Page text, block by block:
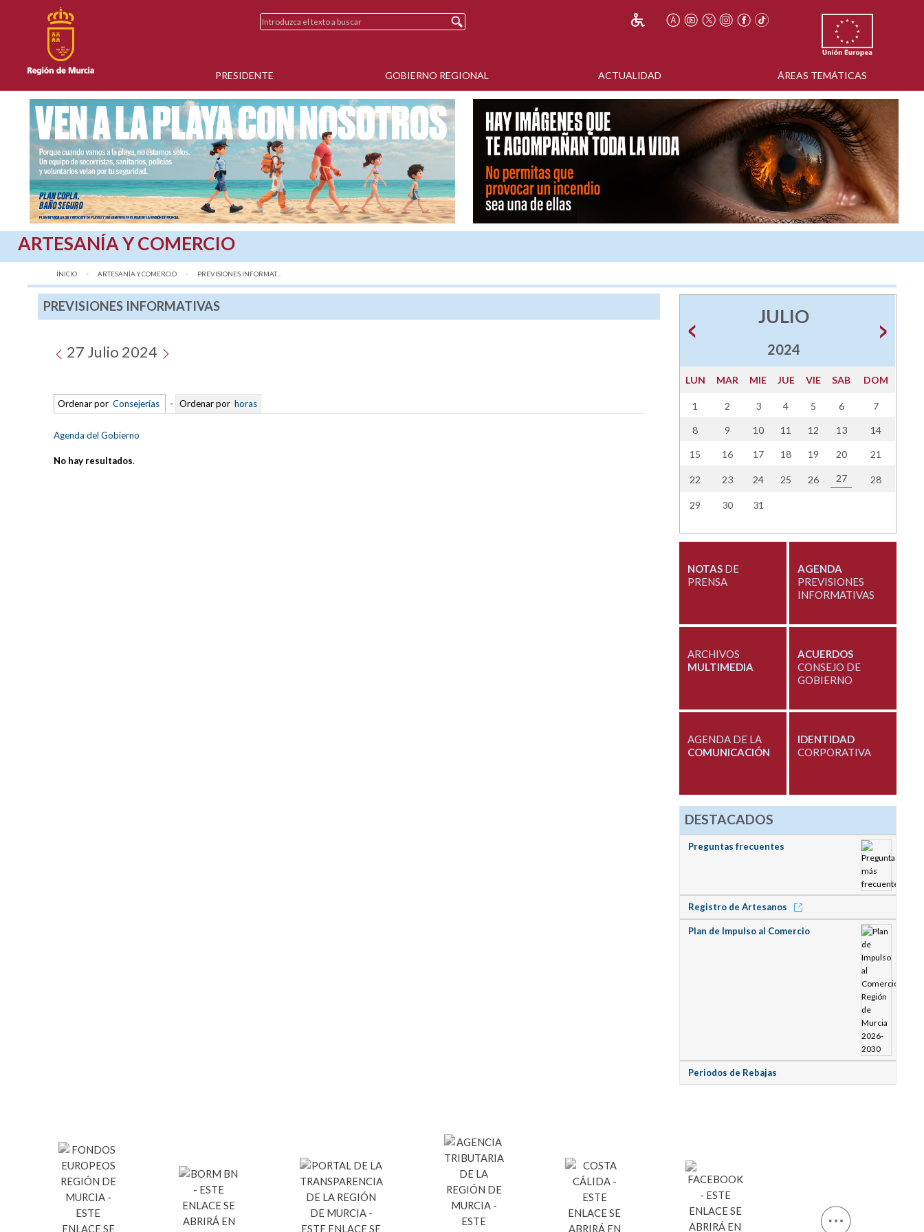
PRESIDENTE GOBIERNO REGIONAL ACTUALIDAD ÁREAS TEMÁTICAS
ARTESANÍA Y COMERCIO
INICIO ARTESANÍA Y COMERCIO AQUÍ:
PREVISIONES INFORMAT...
PREVISIONES INFORMATIVAS
27 Julio 2024
Ordenar por Consejerías - Ordenar por horas
Agenda del Gobierno
No hay resultados.
JULIO
2024
LUN MAR MIE JUE VIE SAB DOM
1 2 3 4 5 6 7
8 9 10 11 12 13 14
15 16 17 18 19 20 21
22 23 24 25 26 27 28
29 30 31
NOTASDE
PRENSA
AGENDA
PREVISIONES
INFORMATIVAS
ARCHIVOS
MULTIMEDIA
ACUERDOS
CONSEJO DE
GOBIERNO
AGENDA DE LA
COMUNICACIÓN
IDENTIDAD
CORPORATIVA
DESTACADOS
Preguntas frecuentes
Registro de Artesanos
Plan de Impulso al Comercio
Periodos de Rebajas